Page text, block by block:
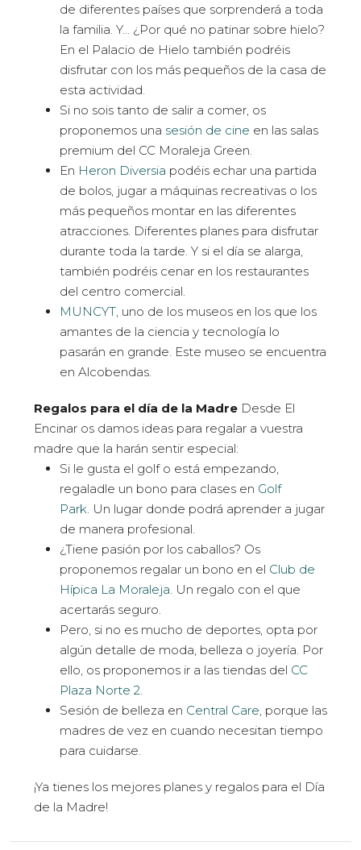
de diferentes países que sorprenderá a toda
la familia. Y… ¿Por qué no patinar sobre hielo?
En el Palacio de Hielo también podréis
disfrutar con los más pequeños de la casa de
esta actividad.
Si no sois tanto de salir a comer, os
proponemos una sesión de cine en las salas
premium del CC Moraleja Green.
En Heron Diversia podéis echar una partida
de bolos, jugar a máquinas recreativas o los
más pequeños montar en las diferentes
atracciones. Diferentes planes para disfrutar
durante toda la tarde. Y si el día se alarga,
también podréis cenar en los restaurantes
del centro comercial.
MUNCYT, uno de los museos en los que los
amantes de la ciencia y tecnología lo
pasarán en grande. Este museo se encuentra
en Alcobendas.
Regalos para el día de la Madre Desde El
Encinar os damos ideas para regalar a vuestra
madre que la harán sentir especial:
Si le gusta el golf o está empezando,
regaladle un bono para clases en Golf
Park. Un lugar donde podrá aprender a jugar
de manera profesional.
¿Tiene pasión por los caballos? Os
proponemos regalar un bono en el Club de
Hípica La Moraleja. Un regalo con el que
acertarás seguro.
Pero, si no es mucho de deportes, opta por
algún detalle de moda, belleza o joyería. Por
ello, os proponemos ir a las tiendas del CC
Plaza Norte 2.
Sesión de belleza en Central Care, porque las
madres de vez en cuando necesitan tiempo
para cuidarse.
¡Ya tienes los mejores planes y regalos para el Día
de la Madre!